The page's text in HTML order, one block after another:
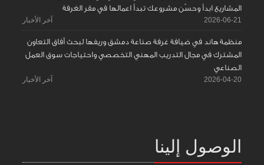
المشاريع ابدأ وحسّن مشروعك تبدأ اعمالها في مقر الغرفة
2026-06-21 آخر الأخبار
منظمة هاند في ضيافة غرفة صناعة دمشق وريفها لبحث آفاق التعاون
المشترك في مجال التدريب المهني التخصصي واحتياجات سوق العمل
الصناعي
2026-04-20 آخر الأخبار
الوصول إلينا